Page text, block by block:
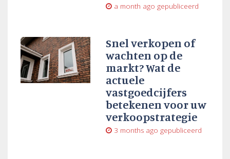
a month ago gepubliceerd
Snel verkopen of
wachten op de
markt? Wat de
actuele
vastgoedcijfers
betekenen voor uw
verkoopstrategie
3 months ago gepubliceerd